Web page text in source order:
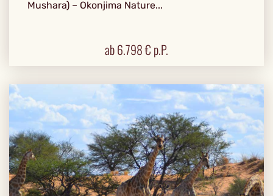
Mushara) – Okonjima Nature...
ab6.798€ p.P.